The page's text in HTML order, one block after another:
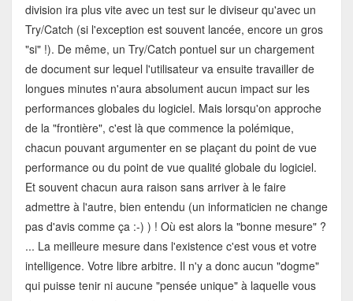
division ira plus vite avec un test sur le diviseur qu'avec un
Try/Catch (si l'exception est souvent lancée, encore un gros
"si" !). De même, un Try/Catch pontuel sur un chargement
de document sur lequel l'utilisateur va ensuite travailler de
longues minutes n'aura absolument aucun impact sur les
performances globales du logiciel. Mais lorsqu'on approche
de la "frontière", c'est là que commence la polémique,
chacun pouvant argumenter en se plaçant du point de vue
performance ou du point de vue qualité globale du logiciel.
Et souvent chacun aura raison sans arriver à le faire
admettre à l'autre, bien entendu (un informaticien ne change
pas d'avis comme ça :-) ) ! Où est alors la "bonne mesure" ?
... La meilleure mesure dans l'existence c'est vous et votre
intelligence. Votre libre arbitre. Il n'y a donc aucun "dogme"
qui puisse tenir ni aucune "pensée unique" à laquelle vous